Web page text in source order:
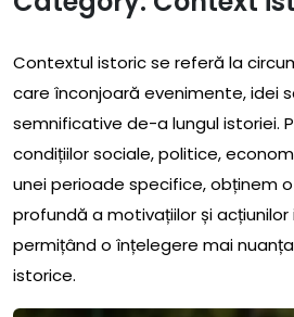
Contextul istoric se referă la
care înconjoară evenimente, idei
semnificative de-a lungul istoriei.
condițiilor sociale, politice,
unei perioade specifice, obținem
profundă a motivațiilor și acțiunilor
permițând o înțelegere mai
istorice.